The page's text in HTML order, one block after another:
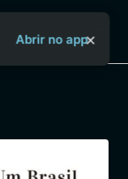
Abrir no app×